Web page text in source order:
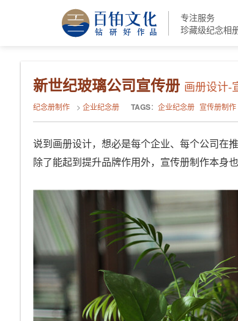
专注服务
珍藏级纪念相
新世纪玻璃公司宣传册 画册设计-
纪念册制作 > 企业纪念册 TAGS： 企业纪念册 宣传册制作
说到画册设计，想必是每个企业、每个公司在
除了能起到提升品牌作用外，宣传册制作本身